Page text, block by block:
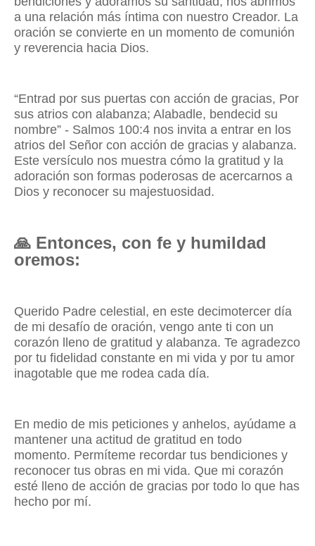
a una relación más íntima con nuestro Creador. La
oración se convierte en un momento de comunión
y reverencia hacia Dios.
“Entrad por sus puertas con acción de gracias, Por
sus atrios con alabanza; Alabadle, bendecid su
nombre” - Salmos 100:4 nos invita a entrar en los
atrios del Señor con acción de gracias y alabanza.
Este versículo nos muestra cómo la gratitud y la
adoración son formas poderosas de acercarnos a
Dios y reconocer su majestuosidad.
🙏 Entonces, con fe y humildad
oremos:
Querido Padre celestial, en este decimotercer día
de mi desafío de oración, vengo ante ti con un
corazón lleno de gratitud y alabanza. Te agradezco
por tu fidelidad constante en mi vida y por tu amor
inagotable que me rodea cada día.
En medio de mis peticiones y anhelos, ayúdame a
mantener una actitud de gratitud en todo
momento. Permíteme recordar tus bendiciones y
reconocer tus obras en mi vida. Que mi corazón
esté lleno de acción de gracias por todo lo que has
hecho por mí.